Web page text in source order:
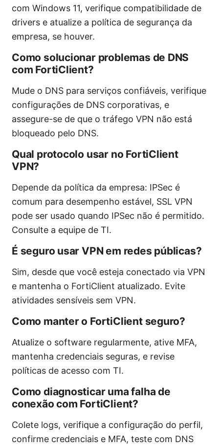
com Windows 11, verifique compatibilidade de
drivers e atualize a política de segurança da
empresa, se houver.
Como solucionar problemas de DNS
com FortiClient?
Mude o DNS para serviços confiáveis, verifique
configurações de DNS corporativas, e
assegure-se de que o tráfego VPN não está
bloqueado pelo DNS.
Qual protocolo usar no FortiClient
VPN?
Depende da política da empresa: IPSec é
comum para desempenho estável, SSL VPN
pode ser usado quando IPSec não é permitido.
Consulte a equipe de TI.
É seguro usar VPN em redes públicas?
Sim, desde que você esteja conectado via VPN
e mantenha o FortiClient atualizado. Evite
atividades sensíveis sem VPN.
Como manter o FortiClient seguro?
Atualize o software regularmente, ative MFA,
mantenha credenciais seguras, e revise
políticas de acesso com TI.
Como diagnosticar uma falha de
conexão com FortiClient?
Colete logs, verifique a configuração do perfil,
confirme credenciais e MFA, teste com DNS